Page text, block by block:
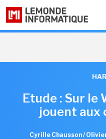
Etude : Sur le
jouent aux
Cyrille Chausson /